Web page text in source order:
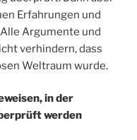
Erfahrungen und
Argumente und
verhindern, dass
Weltraum wurde.
in der
werden